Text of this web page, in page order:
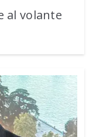
al volante